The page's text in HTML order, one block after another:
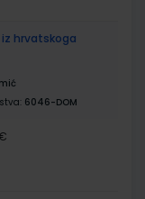
iz hrvatskoga
6046-DOM